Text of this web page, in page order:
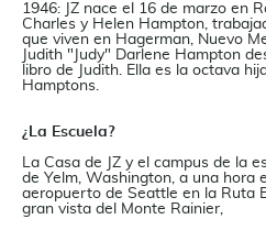
1946: JZ nace el 16 de marzo en
Charles y Helen Hampton,
que viven en Hagerman, Nuevo
Judith "Judy" Darlene Hampton
libro de Judith. Ella es la octava
Hamptons.
¿La Escuela?
La Casa de JZ y el campus de la
de Yelm, Washington, a una hora
aeropuerto de Seattle en la Ruta
gran vista del Monte Rainier,